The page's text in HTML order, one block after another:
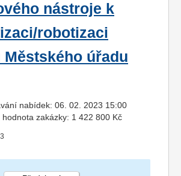
nástroje k
robotizaci
Městského úřadu
nabídek: 06. 02. 2023 15:00
zakázky: 1 422 800 Kč